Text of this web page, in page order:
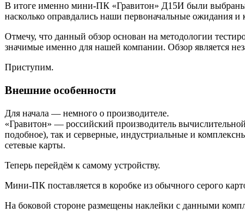
В итоге именно мини‑ПК «Гравитон» Д15И были выбраны
насколько оправдались наши первоначальные ожидания и
Отмечу, что данный обзор основан на методологии
значимые именно для нашей компании. Обзор является
Приступим.
Внешние особенности
Для начала — немного о производителе.
«Гравитон» — российский производитель
подобное), так и серверные, индустриальные и
сетевые карты.
Теперь перейдём к самому устройству.
Мини-ПК поставляется в коробке из обычного серого
На боковой стороне размещены наклейки с данными